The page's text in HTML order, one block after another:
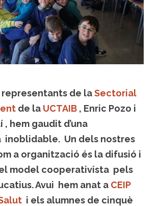
representants de laSectorial
de la UCTAIB , Enric Pozo i
, hem gaudit d’una
inoblidable. Un dels nostres
a organització és la difusió i
model cooperativista pels
Avui hem anat a CEIP
i els alumnes de cinquè